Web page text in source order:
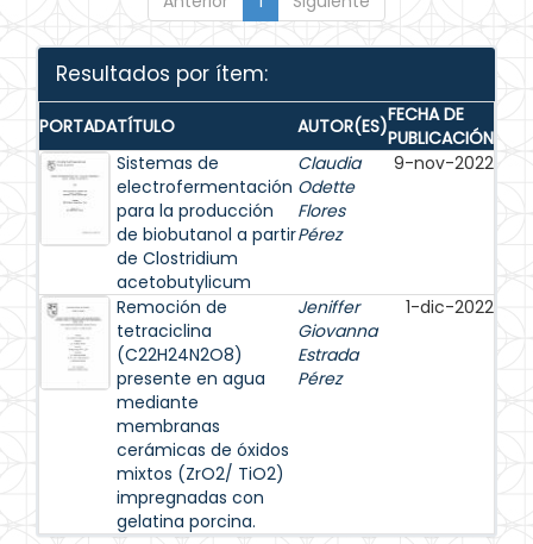
Resultados por ítem:
PORTADATÍTULO AUTOR(ES)FECHA DE
PUBLICACIÓN
Sistemas de
electrofermentación
para la producción
de biobutanol a partir
de Clostridium
acetobutylicum
Claudia
Odette
Flores
Pérez
9-nov-2022
Remoción de
tetraciclina
(C22H24N2O8)
presente en agua
mediante
membranas
cerámicas de óxidos
mixtos (ZrO2/ TiO2)
impregnadas con
gelatina porcina.
Jeniffer
Giovanna
Estrada
Pérez
1-dic-2022